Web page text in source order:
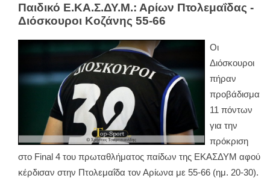
Παιδικό Ε.ΚΑ.Σ.ΔΥ.Μ.: Αρίων Πτολεμαΐδας -
Διόσκουροι Κοζάνης 55-66
Οι
Διόσκουροι
πήραν
προβάδισμα
11 πόντων
για την
πρόκριση
στο Final 4 του πρωταθλήματος παίδων της ΕΚΑΣΔΥΜ αφού
κέρδισαν στην Πτολεμαΐδα τον Αρίωνα με 55-66 (ημ. 20-30).